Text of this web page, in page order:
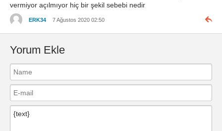
vermiyor açılmıyor hiç bir şekil sebebi nedir
ERK34 7 Ağustos 2020 02:50
Yorum Ekle